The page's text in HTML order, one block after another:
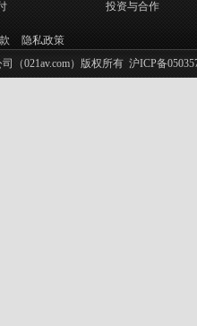
投资与合作
隐私政策
（021av.com）版权所有 沪ICP备